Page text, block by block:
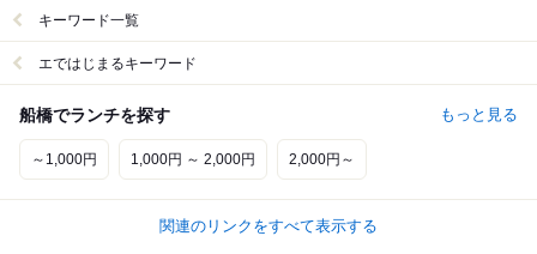
キーワード一覧
エではじまるキーワード
船橋でランチを探す もっと見る
～1,000円 1,000円 ～ 2,000円 2,000円～
関連のリンクをすべて表示する